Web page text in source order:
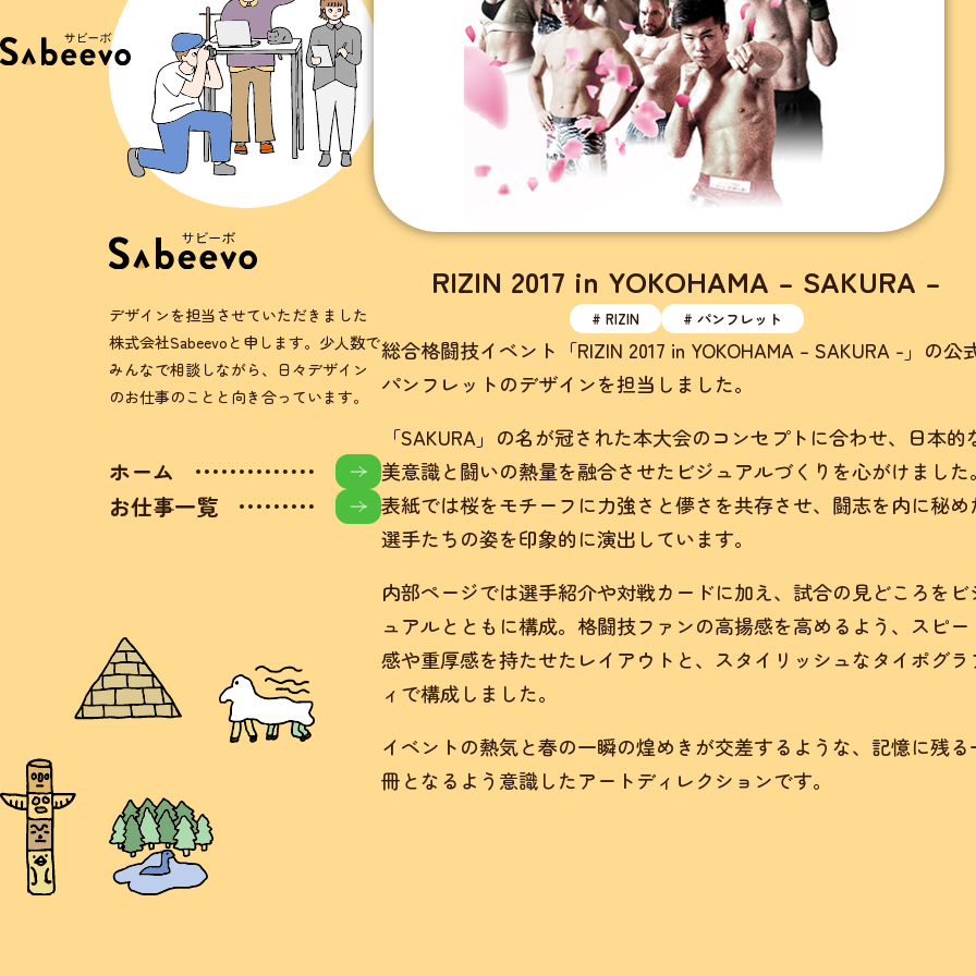
デザインを担当させていただきました
株式会社Sabeevoと申します。少人数で
みんなで相談しながら、日々デザイン
のお仕事のことと向き合っています。
ホーム
お仕事一覧
RIZIN 2017 in YOKOHAMA – SAKURA –
# RIZIN # パンフレット
総合格闘技イベント「RIZIN 2017 in YOKOHAMA – SAKURA -」の公
パンフレットのデザインを担当しました。
「SAKURA」の名が冠された本大会のコンセプトに合わせ、日本的
美意識と闘いの熱量を融合させたビジュアルづくりを心がけました。
表紙では桜をモチーフに力強さと儚さを共存させ、闘志を内に秘め
選手たちの姿を印象的に演出しています。
内部ページでは選手紹介や対戦カードに加え、試合の見どころをビ
ュアルとともに構成。格闘技ファンの高揚感を高めるよう、スピー
感や重厚感を持たせたレイアウトと、スタイリッシュなタイポグラ
ィで構成しました。
イベントの熱気と春の一瞬の煌めきが交差するような、記憶に残る
冊となるよう意識したアートディレクションです。